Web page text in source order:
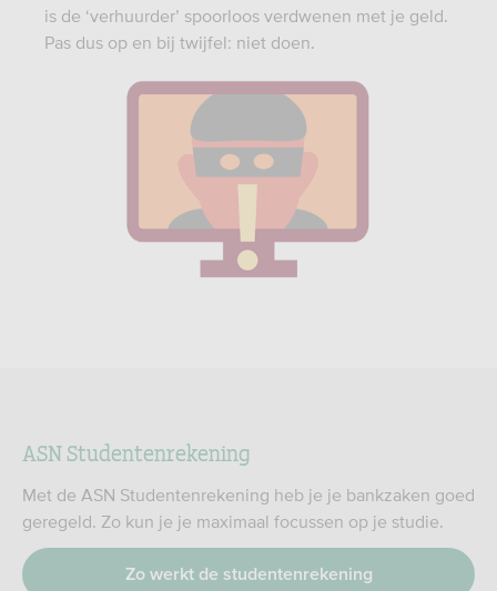
is de ‘verhuurder’ spoorloos verdwenen met je geld.
Pas dus op en bij twijfel: niet doen.
ASN Studentenrekening
Met de ASN Studentenrekening heb je je bankzaken goed
geregeld. Zo kun je je maximaal focussen op je studie.
Zo werkt de studentenrekening